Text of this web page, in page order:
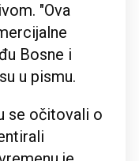
"Ova
Bosne i
u pismu.
se očitovali o